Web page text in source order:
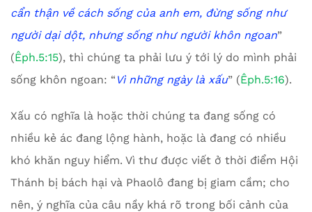
cẩn thận về cách sống của anh em, đừng sống như
người dại dột, nhưng sống như người khôn ngoan”
(Êph.5:15), thì chúng ta phải lưu ý tới lý do mình phải
sống khôn ngoan: “ Vì những ngày là xấu” (Êph.5:16).
Xấu có nghĩa là hoặc thời chúng ta đang sống có
nhiều kẻ ác đang lộng hành, hoặc là đang có nhiều
khó khăn nguy hiểm. Vì thư được viết ở thời điểm Hội
Thánh bị bách hại và Phaolô đang bị giam cầm; cho
nên, ý nghĩa của câu nầy khá rõ trong bối cảnh của